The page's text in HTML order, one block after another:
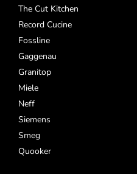
The Cut Kitchen
Record Cucine
Fossline
Gaggenau
Granitop
Miele
Neff
Siemens
Smeg
Quooker